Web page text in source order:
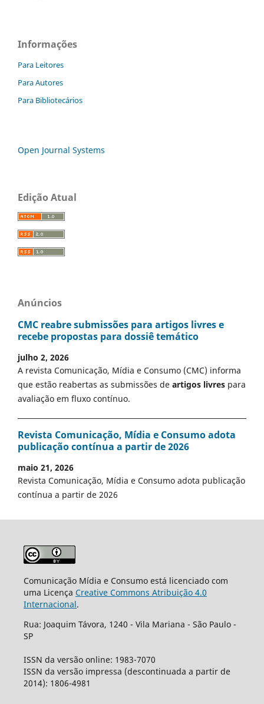
Informações
Para Leitores
Para Autores
Para Bibliotecários
Open Journal Systems
Edição Atual
Anúncios
CMC reabre submissões para artigos livres e
recebe propostas para dossiê temático
julho 2, 2026
A revista Comunicação, Mídia e Consumo (CMC) informa
que estão reabertas as submissões de artigos livres para
avaliação em fluxo contínuo.
Revista Comunicação, Mídia e Consumo adota
publicação contínua a partir de 2026
maio 21, 2026
Revista Comunicação, Mídia e Consumo adota publicação
contínua a partir de 2026
Comunicação Mídia e Consumo está licenciado com
uma Licença Creative Commons Atribuição 4.0
Internacional.
Rua: Joaquim Távora, 1240 - Vila Mariana - São Paulo -
SP
ISSN da versão online: 1983-7070
ISSN da versão impressa (descontinuada a partir de
2014): 1806-4981